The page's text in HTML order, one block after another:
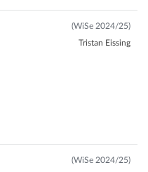
(WiSe 2024/25)
Tristan Eissing
(WiSe 2024/25)